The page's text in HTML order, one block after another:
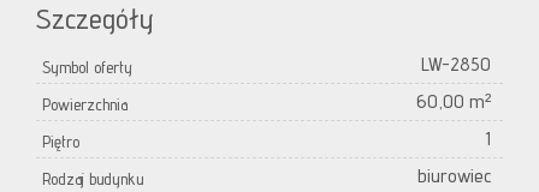
Szczegóły
Symbol oferty LW-2850
Powierzchnia 60,00 m²
Piętro 1
Rodzaj budynku biurowiec